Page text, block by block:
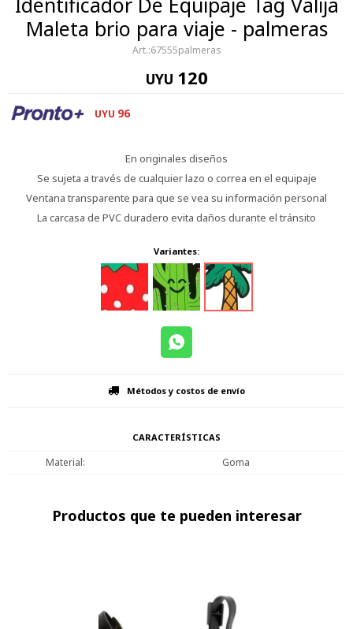
Maleta brio para viaje - palmeras
67555palmeras
UYU 120
UYU 96
En originales diseños
Se sujeta a través de cualquier lazo o correa en el equipaje
Ventana transparente para que se vea su información personal
La carcasa de PVC duradero evita daños durante el tránsito
Variantes:
Métodos y costos de envío
CARACTERÍSTICAS
Material Goma
Productos que te pueden interesar